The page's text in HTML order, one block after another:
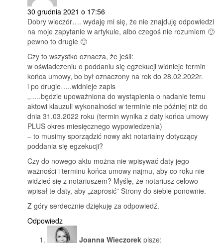
30 grudnia 2021 o 17:56
Dobry wieczór…. wydaję mi się, że nie znajduję odpowiedzi
na moje zapytanie w artykule, albo czegoś nie rozumiem 🙂
pewno to drugie 🙂
Czy to wszystko oznacza, że jeśli:
w oświadczeniu o poddaniu się egzekucji widnieje termin
końca umowy, bo był oznaczony na rok do 28.02.2022r.
i po drugie…..widnieje zapis
„…..będzie upoważniona do wystąpienia o nadanie temu
aktowi klauzuli wykonalności w terminie nie później niż do
dnia 31.03.2022 roku (termin wynika z daty końca umowy
PLUS okres miesięcznego wypowiedzenia)
– to musimy sporządzić nowy akt notarialny dotyczący
poddania się egzekucji?
Czy do nowego aktu można nie wpisywać daty jego
ważności i terminu końca umowy najmu, aby co roku nie
widzieć się z notariuszem? Myślę, że notariusz celowo
wpisał te daty, aby „zaprosić” Strony do siebie ponownie.
Z góry serdecznie dziękuję za odpowiedź.
Odpowiedz
Joanna Wieczorek pisze: